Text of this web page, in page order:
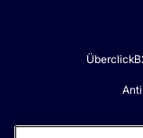
Überclick